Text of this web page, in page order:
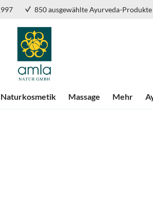
850 ausgewählte Ayurveda-Produkte
Naturkosmetik Massage Mehr